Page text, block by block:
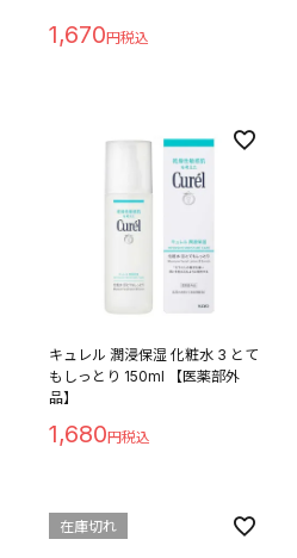
1,670
キュレル 潤浸保湿 化粧水 3 とて
もしっとり 150ml 【医薬部外
品】
1,680
在庫切れ